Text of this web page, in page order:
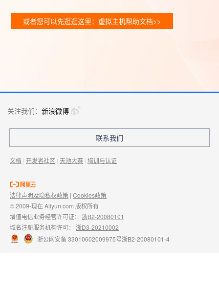
或者您可以先逛逛这里：虚拟主机帮助文档>>